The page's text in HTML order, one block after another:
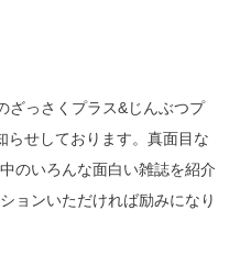
ざっさくプラス&じんぶつプ
らせしております。真面目な
のいろんな面白い雑誌を紹介
ョンいただければ励みになり